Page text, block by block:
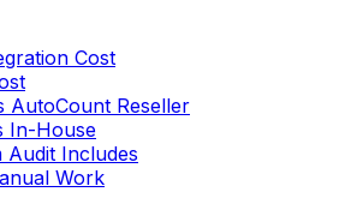
Cost
AutoCount Reseller
In-House
Audit Includes
Work